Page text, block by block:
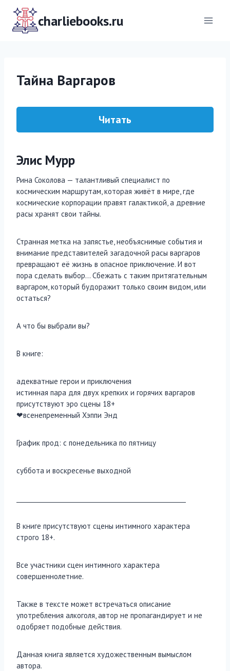
Перейти
содержимомуcharliebooks.ru
Тайна Варгаров
Читать
Элис Мурр
Рина Соколова — талантливый специалист по
космическим маршрутам, которая живёт в мире, где
космические корпорации правят галактикой, а древние
расы хранят свои тайны.
Странная метка на запястье, необъяснимые события и
внимание представителей загадочной расы варгаров
превращают её жизнь в опасное приключение. И вот
пора сделать выбор… Сбежать с таким притягательным
варгаром, который будоражит только своим видом, или
остаться?
А что бы выбрали вы?
В книге:
адекватные герои и приключения
истинная пара для двух крепких и горячих варгаров
присутствуют эро сцены 18+
❤всенепременный Хэппи Энд
График прод: с понедельника по пятницу
суббота и воскресенье выходной
В книге присутствуют сцены интимного характера
строго 18+.
Все участники сцен интимного характера
совершеннолетние.
Также в тексте может встречаться описание
употребления алкоголя, автор не пропагандирует и не
одобряет подобные действия.
Данная книга является художественным вымыслом
автора.